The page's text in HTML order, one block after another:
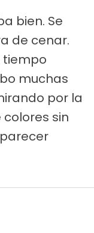
bien. Se
de cenar.
tiempo
muchas
por la
sin